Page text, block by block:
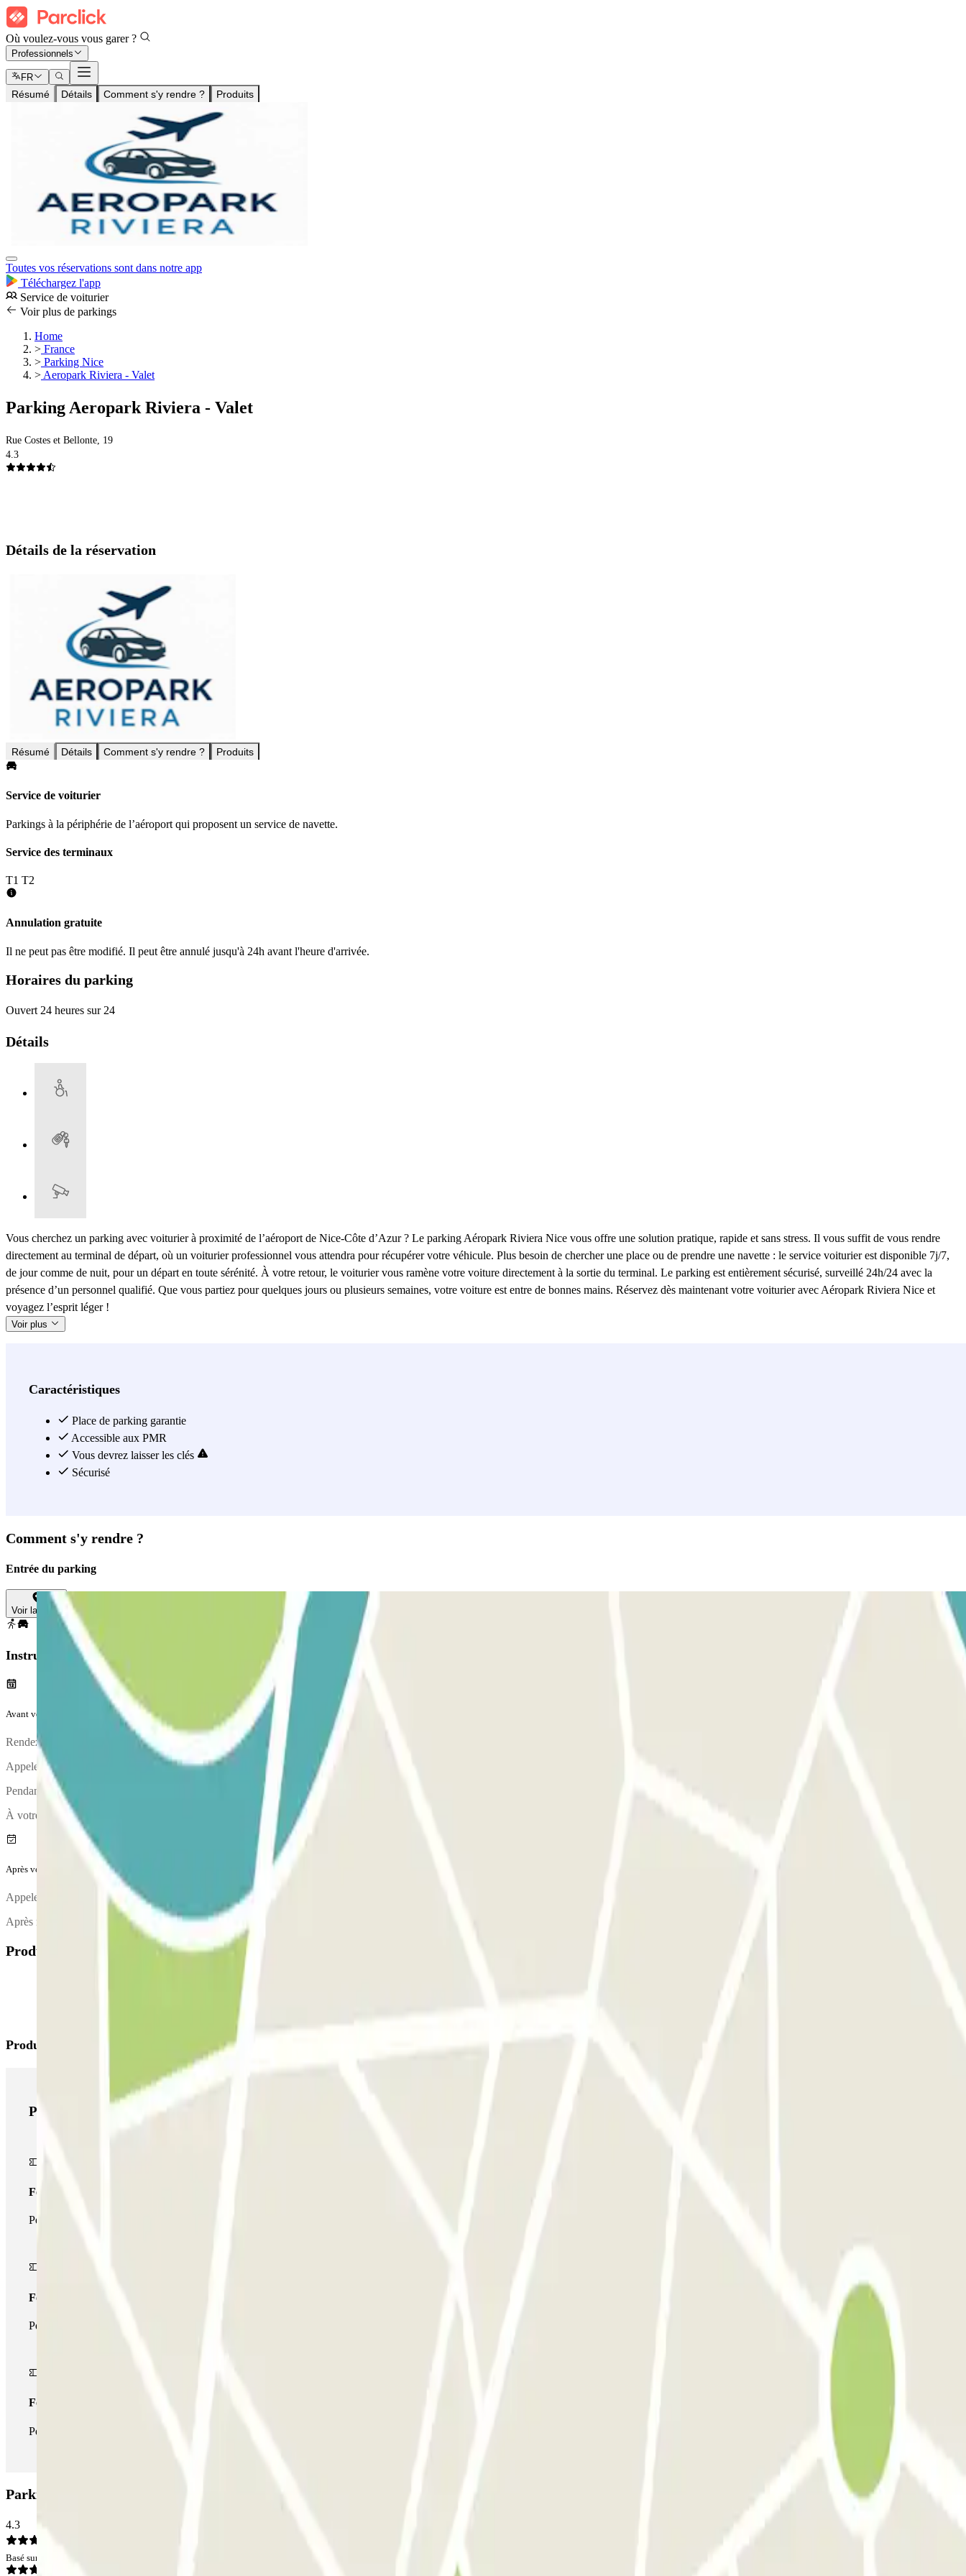
Où voulez-vous vous garer ?
Professionnels
FR
Résumé Détails Comment s'y rendre ? Produits
Toutes vos réservations sont dans notre app
Téléchargez l'app
Service de voiturier
Voir plus de parkings
Home
> France
> Parking Nice
> Aeropark Riviera - Valet
Parking Aeropark Riviera - Valet
Rue Costes et Bellonte, 19
4.3
Détails de la réservation
Résumé Détails Comment s'y rendre ? Produits
Service de voiturier
Parkings à la périphérie de l’aéroport qui proposent un service de navette.
Service des terminaux
T1 T2
Annulation gratuite
Il ne peut pas être modifié. Il peut être annulé jusqu'à 24h avant l'heure d'arrivée.
Horaires du parking
Ouvert 24 heures sur 24
Détails
Vous cherchez un parking avec voiturier à proximité de l’aéroport de Nice-Côte d’Azur ? Le parking Aéropark Riviera Nice vous offre une solution pratique, rapide et sans stress. Il vous suffit de vous rendre
directement au terminal de départ, où un voiturier professionnel vous attendra pour récupérer votre véhicule. Plus besoin de chercher une place ou de prendre une navette : le service voiturier est disponible 7j/7,
de jour comme de nuit, pour un départ en toute sérénité. À votre retour, le voiturier vous ramène votre voiture directement à la sortie du terminal. Le parking est entièrement sécurisé, surveillé 24h/24 avec la
présence d’un personnel qualifié. Que vous partiez pour quelques jours ou plusieurs semaines, votre voiture est entre de bonnes mains. Réservez dès maintenant votre voiturier avec Aéropark Riviera Nice et
voyagez l’esprit léger !
Voir plus
Caractéristiques
Place de parking garantie
Accessible aux PMR
Vous devrez laisser les clés
Sécurisé
Comment s'y rendre ?
Entrée du parking
Voir la carte
Instructions
Avant votre voyage
Rendez-vous au dépose-minute.
Appelez le parking environ 30 minutes avant d'arriver à l'aéroport. Le numéro de téléphone du parking sera fourni une fois la réservation effectuée.
Pendant l'appel, une personne vous confirmera le point de rencontre.
À votre arrivée, votre véhicule fera l'objet d'un état des lieux.
Après votre voyage
Appelez le parking pour demander la prise en charge de votre véhicule. Le numéro de téléphone du parking vous sera transmis une fois la réservation effectuée.
Après reception de vos bagages, appeler le parking pour les prévenir de votre arrivée.
Produits disponibles
Produits Parclick
Produits Parclick
Forfait Simple
Pendant votre séjour, vous ne pourrez entrer et sortir du parking qu'une seule fois
Forfait de stationnement multiple
Pendant votre séjour, vous pouvez utiliser l'ensemble du réseau de parkings de cet opérateur disponible sur Parclick.
Forfait illimité
Pendant votre séjour, vous pouvez entrer et sortir du parking aussi souvent que vous le souhaitez.
Parking Aeropark Riviera - Valet: Avis
4.3
Basé sur 28 avis